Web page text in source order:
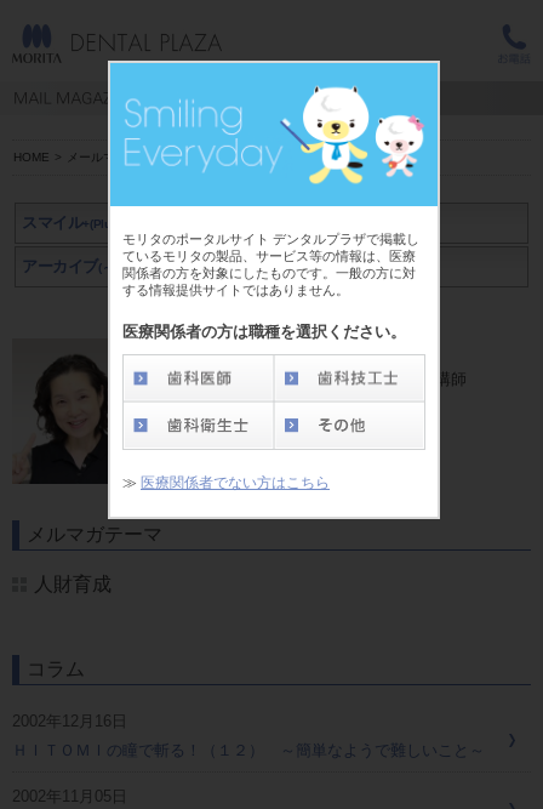
モリタのポータルサイト デンタルプラザで掲載し
ているモリタの製品、サービス等の情報は、医療
関係者の方を対象にしたものです。一般の方に対
する情報提供サイトではありません。
医療関係者の方は職種を選択ください。
≫ 医療関係者でない方はこちら
HOME > メールマガジン スマイル+(Plus) 近藤 ひとみ
スマイル+(Plus)
アーカイブ(～2019年3月) アーカイブ(2019年4月～)
大阪歯科大学歯科衛生士専門学校非常勤講師
メルマガテーマ
人財育成
コラム
2002年12月16日
ＨＩＴＯＭＩの瞳で斬る！（１２） ～簡単なようで難しいこと～
2002年11月05日